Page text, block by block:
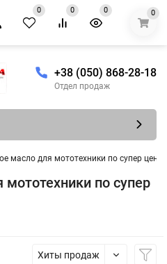
0 0 0 0
+38 (050) 868-28-18
Отдел продаж
масло для мототехники по супер цене
по супер
Хиты продаж